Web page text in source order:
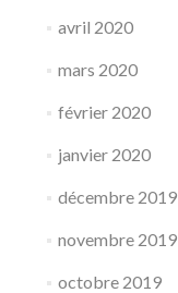
avril 2020
mars 2020
février 2020
janvier 2020
décembre 2019
novembre 2019
octobre 2019